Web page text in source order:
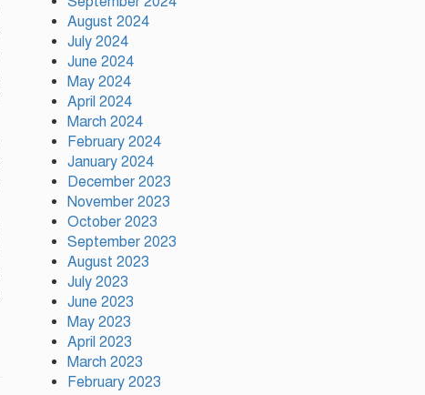
August 2024
July 2024
June 2024
May 2024
April 2024
March 2024
February 2024
January 2024
December 2023
November 2023
October 2023
September 2023
August 2023
July 2023
June 2023
May 2023
April 2023
March 2023
February 2023